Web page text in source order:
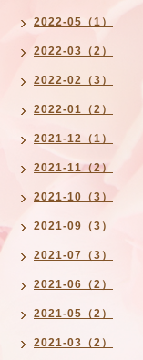
2022-05（1）
2022-03（2）
2022-02（3）
2022-01（2）
2021-12（1）
2021-11（2）
2021-10（3）
2021-09（3）
2021-07（3）
2021-06（2）
2021-05（2）
2021-03（2）